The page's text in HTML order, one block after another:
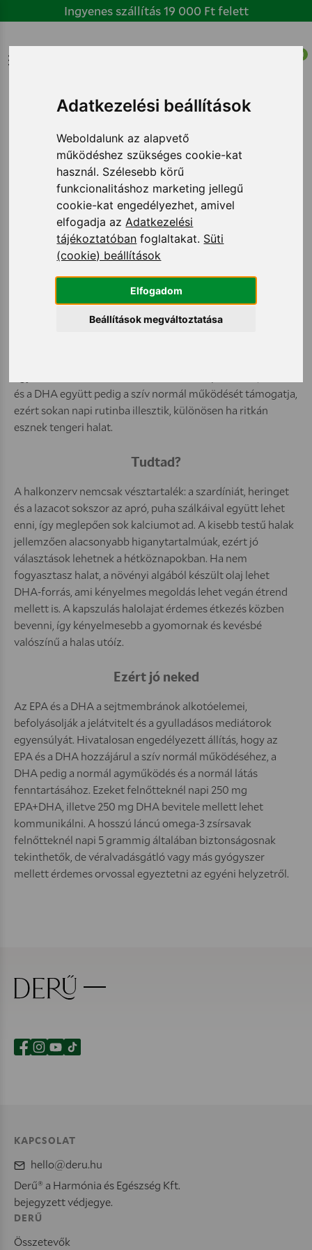
Adatkezelési beállítások
Weboldalunk az alapvető
működéshez szükséges cookie-kat
használ. Szélesebb körű
funkcionalitáshoz marketing jellegű
cookie-kat engedélyezhet, amivel
elfogadja az Adatkezelési
tájékoztatóban foglaltakat. Süti
(cookie) beállítások
Elfogadom
Beállítások megváltoztatása
a
Ingyenes szállítás 19 000 Ft felett
Főmenü 0
Omega-3 (EPA/DHA)
Megosztás Nyomtatás
Röviden
és a DHA együtt pedig a szív normál működését támogatja,
ezért sokan napi rutinba illesztik, különösen ha ritkán
esznek tengeri halat.
Tudtad?
A halkonzerv nemcsak vésztartalék: a szardíniát, heringet
és a lazacot sokszor az apró, puha szálkáival együtt lehet
enni, így meglepően sok kalciumot ad. A kisebb testű halak
jellemzően alacsonyabb higanytartalmúak, ezért jó
választások lehetnek a hétköznapokban. Ha nem
fogyasztasz halat, a növényi algából készült olaj lehet
DHA-forrás, ami kényelmes megoldás lehet vegán étrend
mellett is. A kapszulás halolajat érdemes étkezés közben
bevenni, így kényelmesebb a gyomornak és kevésbé
valószínű a halas utóíz.
Ezért jó neked
Az EPA és a DHA a sejtmembránok alkotóelemei,
befolyásolják a jelátvitelt és a gyulladásos mediátorok
egyensúlyát. Hivatalosan engedélyezett állítás, hogy az
EPA és a DHA hozzájárul a szív normál működéséhez, a
DHA pedig a normál agyműködés és a normál látás
fenntartásához. Ezeket felnőtteknél napi 250 mg
EPA+DHA, illetve 250 mg DHA bevitele mellett lehet
kommunikálni. A hosszú láncú omega-3 zsírsavak
felnőtteknél napi 5 grammig általában biztonságosnak
tekinthetők, de véralvadásgátló vagy más gyógyszer
mellett érdemes orvossal egyeztetni az egyéni helyzetről.
KAPCSOLAT
hello@deru.hu
Derű® a Harmónia és Egészség Kft.
bejegyzett védjegye.
DERŰ
Összetevők